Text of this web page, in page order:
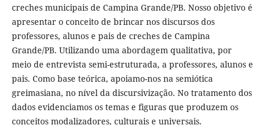
creches municipais de Campina Grande/PB. Nosso objetivo é
apresentar o conceito de brincar nos discursos dos
professores, alunos e pais de creches de Campina
Grande/PB. Utilizando uma abordagem qualitativa, por
meio de entrevista semi-estruturada, a professores, alunos e
pais. Como base teórica, apoiamo-nos na semiótica
greimasiana, no nível da discursivização. No tratamento dos
dados evidenciamos os temas e figuras que produzem os
conceitos modalizadores, culturais e universais.